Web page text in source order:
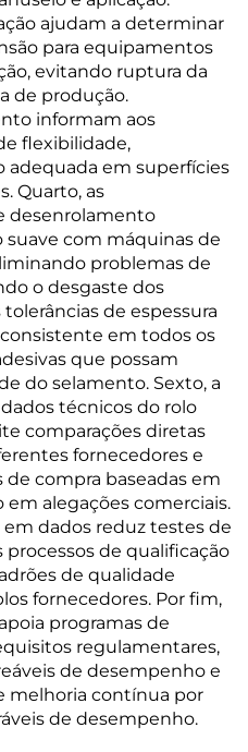
ajudam a determinar
para equipamentos
evitando ruptura da
de produção.
informam aos
flexibilidade,
adequada em superfícies
Quarto, as
desenrolamento
com máquinas de
problemas de
o desgaste dos
de espessura
em todos os
que possam
do selamento. Sexto, a
técnicos do rolo
comparações diretas
fornecedores e
de compra baseadas em
em alegações comerciais.
em dados reduz testes de
processos de qualificação
de qualidade
fornecedores. Por fim,
programas de
regulamentares,
de desempenho e
melhoria contínua por
de desempenho.